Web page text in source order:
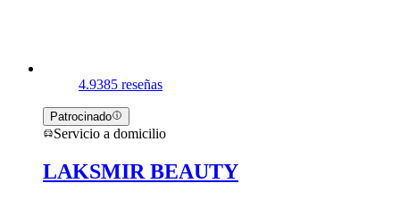
4.9385 reseñas
Patrocinado
Servicio a domicilio
LAKSMIR BEAUTY